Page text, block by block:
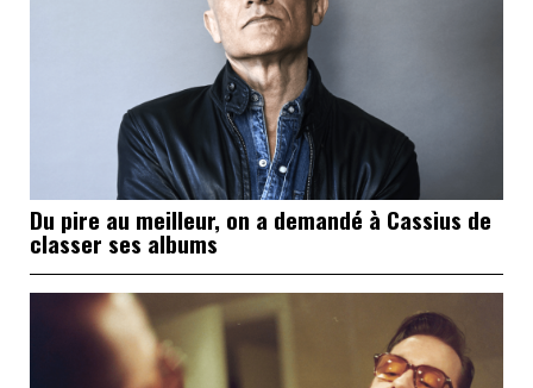
Du pire au meilleur, on a demandé à Cassius de
classer ses albums